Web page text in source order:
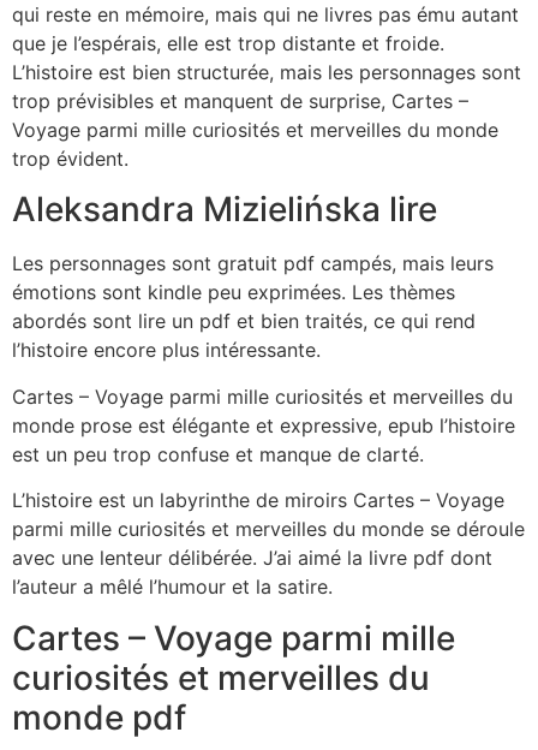
qui reste en mémoire, mais qui ne livres pas ému autant
que je l’espérais, elle est trop distante et froide.
L’histoire est bien structurée, mais les personnages sont
trop prévisibles et manquent de surprise, Cartes –
Voyage parmi mille curiosités et merveilles du monde
trop évident.
Aleksandra Mizielińska lire
Les personnages sont gratuit pdf campés, mais leurs
émotions sont kindle peu exprimées. Les thèmes
abordés sont lire un pdf et bien traités, ce qui rend
l’histoire encore plus intéressante.
Cartes – Voyage parmi mille curiosités et merveilles du
monde prose est élégante et expressive, epub l’histoire
est un peu trop confuse et manque de clarté.
L’histoire est un labyrinthe de miroirs Cartes – Voyage
parmi mille curiosités et merveilles du monde se déroule
avec une lenteur délibérée. J’ai aimé la livre pdf dont
l’auteur a mêlé l’humour et la satire.
Cartes – Voyage parmi mille
curiosités et merveilles du
monde pdf